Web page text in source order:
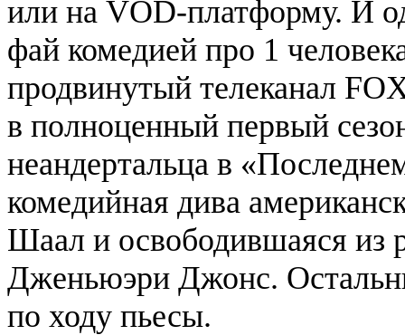
или на VOD-платформу. И
фай комедией про 1
продвинутый телеканал
в полноценный первый
неандертальца в
комедийная дива
Шаал и освободившаяся из
Дженьюэри Джонс.
по ходу пьесы.